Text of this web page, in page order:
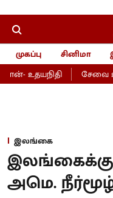
முகப்பு சினிமா
உதயநிதி
சேவை
இலங்கை
அமெ.